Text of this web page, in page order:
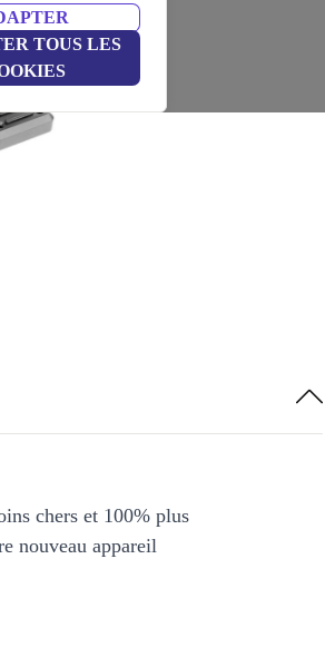
TOUS LES
chers et 100% plus
nouveau appareil